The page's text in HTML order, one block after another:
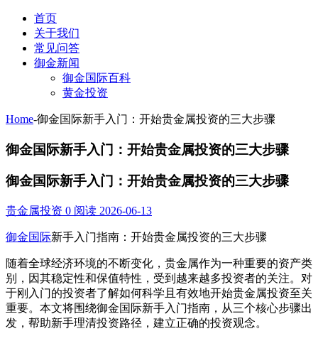
首页
关于我们
常见问答
御金新闻
御金国际百科
黄金投资
Home-御金国际新手入门：开始贵金属投资的三大步骤
御金国际新手入门：开始贵金属投资的三大步骤
御金国际新手入门：开始贵金属投资的三大步骤
贵金属投资 0 阅读 2026-06-13
御金国际新手入门指南：开始贵金属投资的三大步骤
随着全球经济环境的不断变化，贵金属作为一种重要的资产类
别，因其稳定性和保值特性，受到越来越多投资者的关注。对
于刚入门的投资者了解如何科学且有效地开始贵金属投资至关
重要。本文将围绕御金国际新手入门指南，从三个核心步骤出
发，帮助新手理清投资路径，建立正确的投资观念。